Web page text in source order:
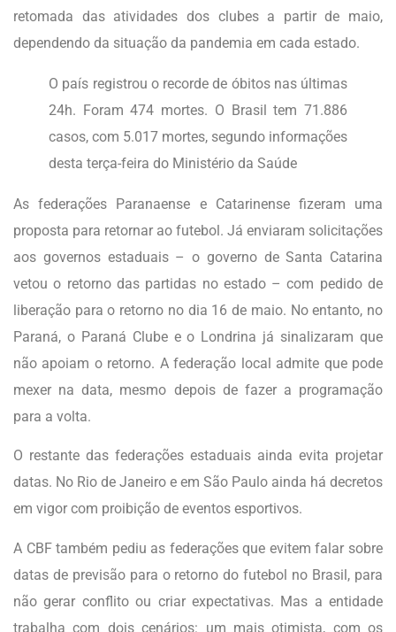
retomada das atividades dos clubes a partir de maio,
dependendo da situação da pandemia em cada estado.
O país registrou o recorde de óbitos nas últimas
24h. Foram 474 mortes. O Brasil tem 71.886
casos, com 5.017 mortes, segundo informações
desta terça-feira do Ministério da Saúde
As federações Paranaense e Catarinense fizeram uma
proposta para retornar ao futebol. Já enviaram solicitações
aos governos estaduais – o governo de Santa Catarina
vetou o retorno das partidas no estado – com pedido de
liberação para o retorno no dia 16 de maio. No entanto, no
Paraná, o Paraná Clube e o Londrina já sinalizaram que
não apoiam o retorno. A federação local admite que pode
mexer na data, mesmo depois de fazer a programação
para a volta.
O restante das federações estaduais ainda evita projetar
datas. No Rio de Janeiro e em São Paulo ainda há decretos
em vigor com proibição de eventos esportivos.
A CBF também pediu as federações que evitem falar sobre
datas de previsão para o retorno do futebol no Brasil, para
não gerar conflito ou criar expectativas. Mas a entidade
trabalha com dois cenários: um mais otimista, com os